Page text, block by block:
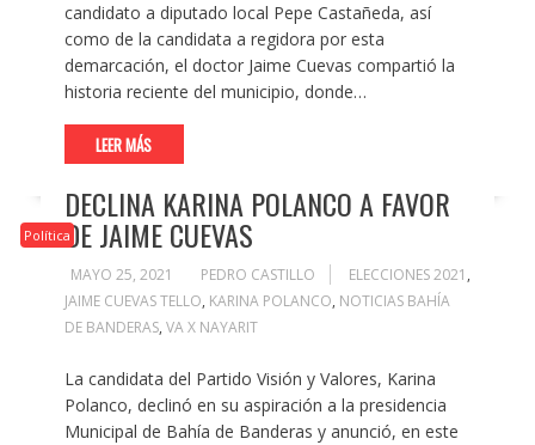
candidato a diputado local Pepe Castañeda, así
como de la candidata a regidora por esta
demarcación, el doctor Jaime Cuevas compartió la
historia reciente del municipio, donde…
LEER MÁS
Política
DECLINA KARINA POLANCO A FAVOR
DE JAIME CUEVAS
MAYO 25, 2021 PEDRO CASTILLO ELECCIONES 2021 ,
JAIME CUEVAS TELLO, KARINA POLANCO, NOTICIAS BAHÍA
DE BANDERAS, VA X NAYARIT
La candidata del Partido Visión y Valores, Karina
Polanco, declinó en su aspiración a la presidencia
Municipal de Bahía de Banderas y anunció, en este